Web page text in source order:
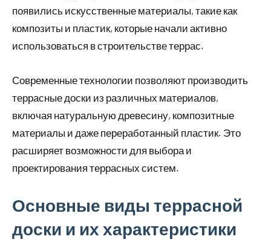
появились искусственные материалы, такие как
композиты и пластик, которые начали активно
использоваться в строительстве террас.
Современные технологии позволяют производить
террасные доски из различных материалов,
включая натуральную древесину, композитные
материалы и даже переработанный пластик. Это
расширяет возможности для выбора и
проектирования террасных систем.
Основные виды террасной
доски и их характеристики